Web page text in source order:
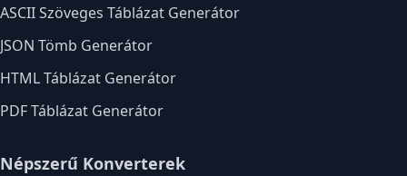
ASCII Szöveges Táblázat Generátor
JSON Tömb Generátor
HTML Táblázat Generátor
PDF Táblázat Generátor
Népszerű Konverterek